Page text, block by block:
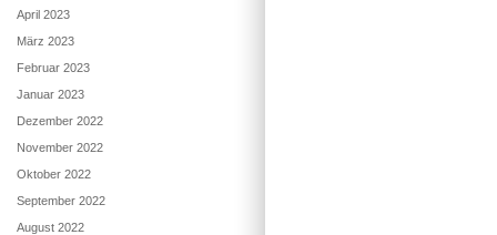
April 2023
März 2023
Februar 2023
Januar 2023
Dezember 2022
November 2022
Oktober 2022
September 2022
August 2022